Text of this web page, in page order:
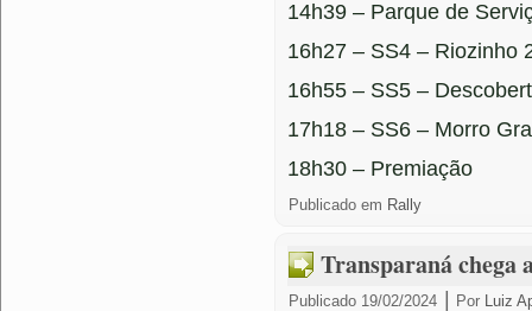
14h39 – Parque de
16h27 – SS4 – Riozinho
16h55 – SS5 –
17h18 – SS6 – Morro
18h30 – Premiação
Publicado em Rally
Transparaná chega
Publicado 19/02/2024 Por Luiz